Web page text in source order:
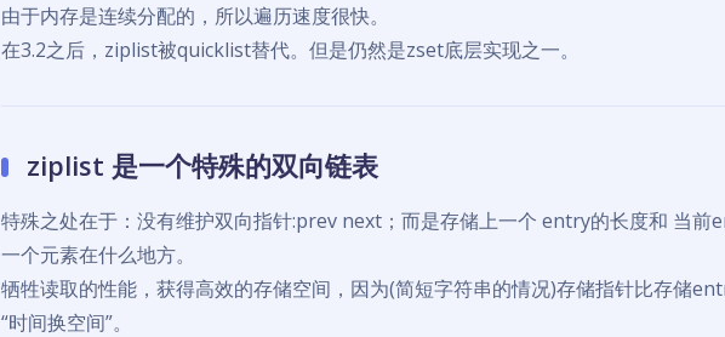
由于内存是连续分配的，所以遍历速度很快。
在3.2之后，ziplist被quicklist替代。但是仍然是zset底层实现之一。
ziplist 是一个特殊的双向链表
特殊之处在于：没有维护双向指针:prev next；而是存储上一个 entry的长度和 当前
一个元素在什么地方。
牺牲读取的性能，获得高效的存储空间，因为(简短字符串的情况)存储指针比存储
“时间换空间”。